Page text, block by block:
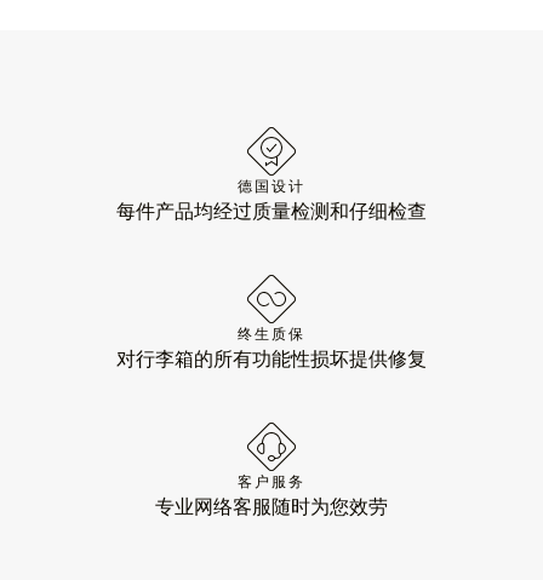
德国设计
每件产品均经过质量检测和仔细检查
终生质保
对行李箱的所有功能性损坏提供修复
客户服务
专业网络客服随时为您效劳